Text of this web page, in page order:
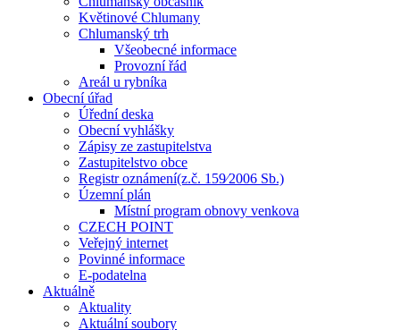
Květinové Chlumany
Chlumanský trh
Všeobecné informace
Provozní řád
Areál u rybníka
Obecní úřad
Úřední deska
Obecní vyhlášky
Zápisy ze zastupitelstva
Zastupitelstvo obce
Registr oznámení(z.č. 159⁄2006 Sb.)
Územní plán
Místní program obnovy venkova
CZECH POINT
Veřejný internet
Povinné informace
E-podatelna
Aktuálně
Aktuality
Aktuální soubory